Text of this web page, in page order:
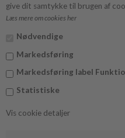
give dit samtykke til brugen af
Læs mere om cookies her
Nødvendige
Markedsføring
Markedsføring label
Statistiske
Vis cookie detaljer